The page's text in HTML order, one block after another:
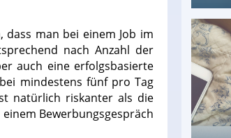
dass man bei einem Job im
nach Anzahl der
auch eine erfolgsbasierte
mindestens fünf pro Tag
natürlich riskanter als die
Bewerbungsgespräch
ohne PC: Die besten Heimarbeiten